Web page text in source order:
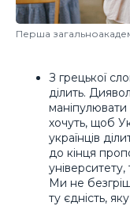
Перша
З грецької
ділить.
маніпулювати
хочуть, щоб
українців
до кінця
Ми не
ту єдність,